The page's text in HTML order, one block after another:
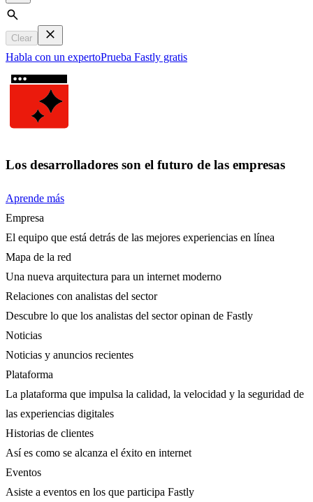
Search
Clear
Habla con un expertoPrueba Fastly gratis
Los desarrolladores son el futuro de las empresas
Aprende más
Empresa
El equipo que está detrás de las mejores experiencias en línea
Mapa de la red
Una nueva arquitectura para un internet moderno
Relaciones con analistas del sector
Descubre lo que los analistas del sector opinan de Fastly
Noticias
Noticias y anuncios recientes
Plataforma
La plataforma que impulsa la calidad, la velocidad y la seguridad de
las experiencias digitales
Historias de clientes
Así es como se alcanza el éxito en internet
Eventos
Asiste a eventos en los que participa Fastly